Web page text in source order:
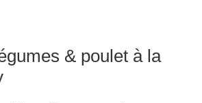
& poulet à la